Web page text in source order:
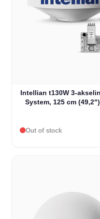
Intellian t130W 3-
System, 125 cm
Out of stock